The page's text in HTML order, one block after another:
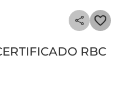
RBC